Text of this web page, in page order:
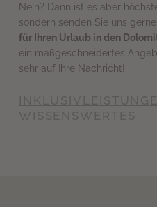
Nein? Dann ist es aber
sondern senden Sie uns gerne
für Ihren Urlaub in den
ein maßgeschneidertes
sehr auf Ihre Nachricht!